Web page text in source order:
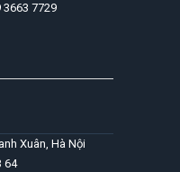
7729
Xuân, Hà Nội
64